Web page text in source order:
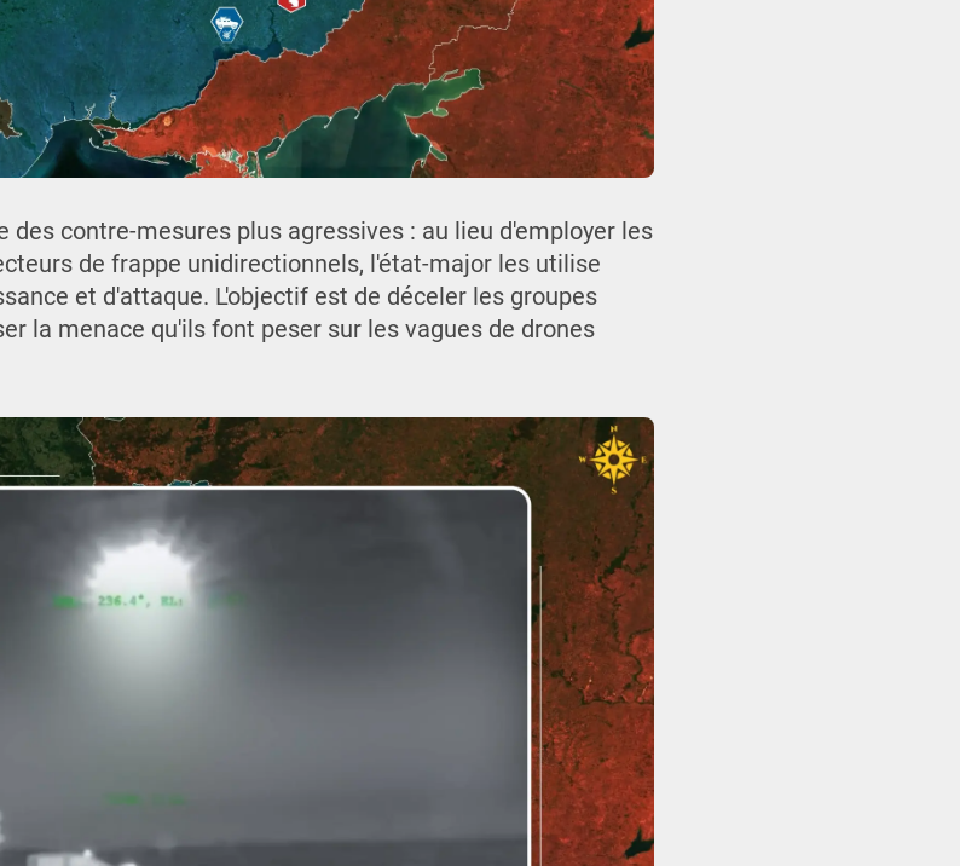
contre-mesures plus agressives : au lieu d'employer les
de frappe unidirectionnels, l'état-major les utilise
et d'attaque. L'objectif est de déceler les groupes
la menace qu'ils font peser sur les vagues de drones